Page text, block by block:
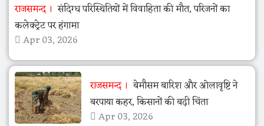
राजसमन्द
संदिग्ध परिस्थितियों में विवाहिता की मौत, परिजनों का
कलेक्ट्रेट पर हंगामा
Apr 03, 2026
राजसमन्द
बेमौसम बारिश और ओलावृष्टि ने
बरपाया कहर, किसानों की बढ़ी चिंता
Apr 03, 2026